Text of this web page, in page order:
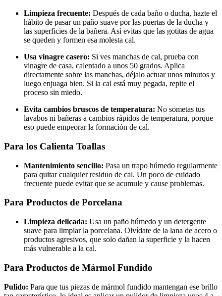
Limpieza frecuente: Después de cada baño o ducha, hazte el
hábito de pasar un paño suave por las puertas de la ducha y
las superficies de la bañera. Así evitas que las gotitas de agua
se queden y formen esa molesta cal.
Usa vinagre casero: Si ves manchas de cal, prueba con
vinagre de casa, calentado a unos 50 grados. Aplica
directamente sobre las manchas, déjalo actuar unos minutos y
luego enjuaga bien. Si la cal está muy pegada, repite el
proceso sin miedo.
Evita cambios bruscos de temperatura: No sometas tus
lavabos ni bañeras a cambios rápidos de temperatura, porque
eso puede empeorar la formación de cal.
Para los Calienta Toallas
Mantenimiento sencillo: Pasa un trapo húmedo regularmente
para quitar cualquier residuo de cal. Un poco de cuidado
frecuente puede evitar que se acumule y cause problemas.
Para Productos de Porcelana
Limpieza delicada: Usa un paño húmedo y un detergente
suave para limpiar la porcelana. Olvídate de la lana de acero o
productos agresivos, que solo dañan la superficie y la hacen
más vulnerable a la cal.
Para Productos de Mármol Fundido
Pulido: Para que tus piezas de mármol fundido mantengan ese brillo